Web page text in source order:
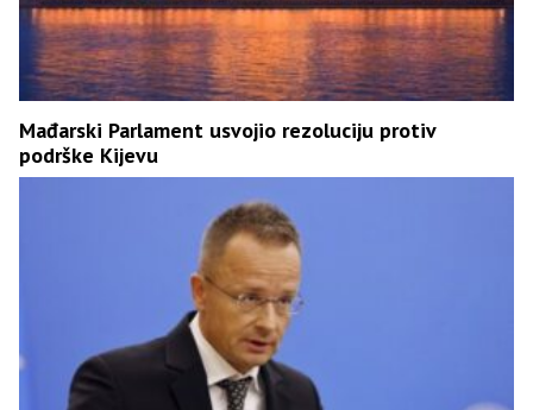
Mađarski Parlament usvojio rezoluciju protiv
podrške Kijevu